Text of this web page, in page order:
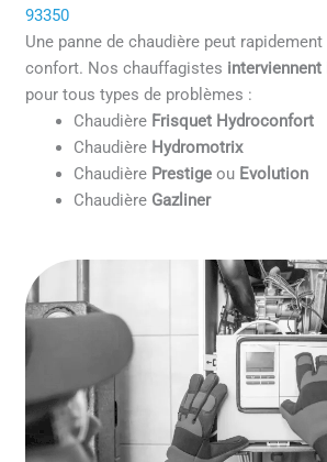
93350
Une panne de chaudière peut
confort. Nos chauffagistes
pour tous types de problèmes :
Chaudière Frisquet Hydroconfort
Chaudière Hydromotrix
Chaudière Prestige ou Evolution
Chaudière Gazliner